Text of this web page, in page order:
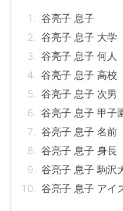
谷亮子 息子
谷亮子 息子 大学
谷亮子 息子 何人
谷亮子 息子 高校
谷亮子 息子 次男
谷亮子 息子 甲子
谷亮子 息子 名前
谷亮子 息子 身長
谷亮子 息子 駒沢
谷亮子 息子 アイ